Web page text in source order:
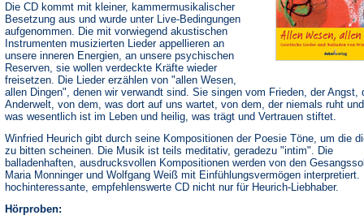
Die CD kommt mit kleiner, kammermusikalischer
Besetzung aus und wurde unter Live-Bedingungen
aufgenommen. Die mit vorwiegend akustischen
Instrumenten musizierten Lieder appellieren an
unsere inneren Energien, an unsere psychischen
Reserven, sie wollen verdeckte Kräfte wieder
freisetzen. Die Lieder erzählen von "allen Wesen,
allen Dingen", denen wir verwandt sind. Sie singen vom Frieden, der Angst,
Anderwelt, von dem, was dort auf uns wartet, von dem, der niemals ruht
was wesentlich ist im Leben und heilig, was trägt und Vertrauen stiftet.
Winfried Heurich gibt durch seine Kompositionen der Poesie Töne, um die
zu bitten scheinen. Die Musik ist teils meditativ, geradezu "intim". Die
balladenhaften, ausdrucksvollen Kompositionen werden von den
Maria Monninger und Wolfgang Weiß mit Einfühlungsvermögen interpretiert.
hochinteressante, empfehlenswerte CD nicht nur für Heurich-Liebhaber.
Hörproben: